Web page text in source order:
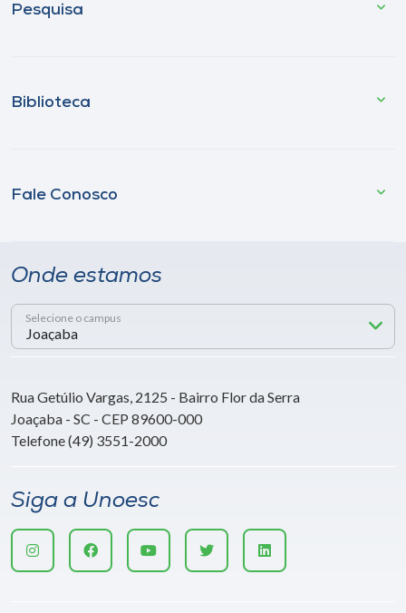
Pesquisa
Biblioteca
Fale Conosco
Onde estamos
Selecione o campus
Rua Getúlio Vargas, 2125 - Bairro Flor da Serra
Joaçaba - SC - CEP 89600-000
Telefone (49) 3551-2000
Siga a Unoesc